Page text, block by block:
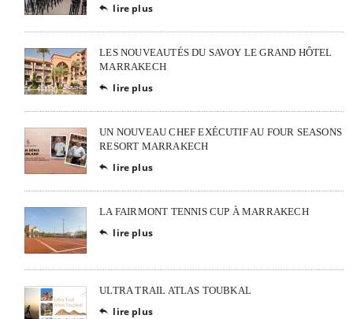
 lire plus
LES NOUVEAUTÉS DU SAVOY LE GRAND HÔTEL
MARRAKECH
 lire plus
UN NOUVEAU CHEF EXÉCUTIF AU FOUR SEASONS
RESORT MARRAKECH
 lire plus
LA FAIRMONT TENNIS CUP À MARRAKECH
 lire plus
ULTRA TRAIL ATLAS TOUBKAL
 lire plus